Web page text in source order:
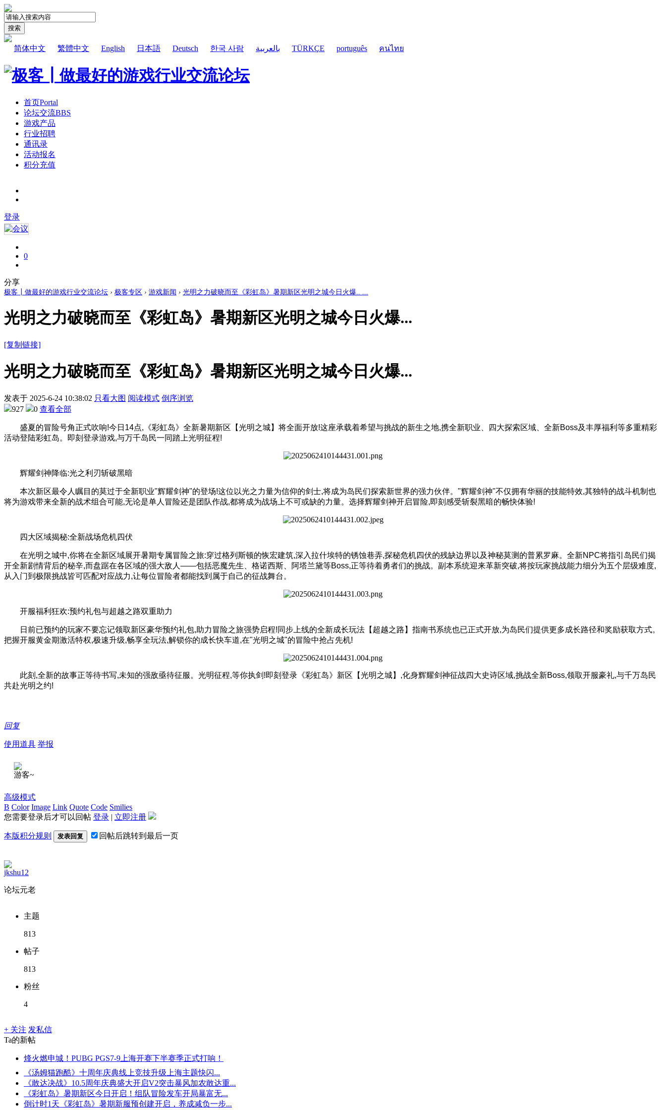
搜索
简体中文 繁體中文 English 日本語 Deutsch 한국 사람 بالعربية TÜRKÇE português คนไทย
首页Portal
论坛交流BBS
游戏产品
行业招聘
通讯录
活动报名
积分充值
登录
0
分享
极客┃做最好的游戏行业交流论坛 › 极客专区 › 游戏新闻 › 光明之力破晓而至《彩虹岛》暑期新区光明之城今日火爆.. ...
光明之力破晓而至《彩虹岛》暑期新区光明之城今日火爆...
[复制链接]
光明之力破晓而至《彩虹岛》暑期新区光明之城今日火爆...
发表于 2025-6-24 10:38:02 只看大图 阅读模式 倒序浏览
927
0 查看全部
盛夏的冒险号角正式吹响!今日14点,《彩虹岛》全新暑期新区【光明之城】将全面开放!这座承载着希望与挑战的新生之地,携全新职业、四大探索区域、全新Boss及丰厚福利等多重精彩
活动登陆彩虹岛。即刻登录游戏,与万千岛民一同踏上光明征程!
辉耀剑神降临:光之利刃斩破黑暗
本次新区最令人瞩目的莫过于全新职业"辉耀剑神"的登场!这位以光之力量为信仰的剑士,将成为岛民们探索新世界的强力伙伴。"辉耀剑神"不仅拥有华丽的技能特效,其独特的战斗机制也
将为游戏带来全新的战术组合可能,无论是单人冒险还是团队作战,都将成为战场上不可或缺的力量。选择辉耀剑神开启冒险,即刻感受斩裂黑暗的畅快体验!
四大区域揭秘:全新战场危机四伏
在光明之城中,你将在全新区域展开暑期专属冒险之旅:穿过格列斯顿的恢宏建筑,深入拉什埃特的锈蚀巷弄,探秘危机四伏的残缺边界以及神秘莫测的普累罗麻。全新NPC将指引岛民们揭
开全新剧情背后的秘辛,而盘踞在各区域的强大敌人——包括恶魔先生、格诺西斯、阿塔兰黛等Boss,正等待着勇者们的挑战。副本系统迎来革新突破,将按玩家挑战能力细分为五个层级难度,
从入门到极限挑战皆可匹配对应战力,让每位冒险者都能找到属于自己的征战舞台。
开服福利狂欢:预约礼包与超越之路双重助力
日前已预约的玩家不要忘记领取新区豪华预约礼包,助力冒险之旅强势启程!同步上线的全新成长玩法【超越之路】指南书系统也已正式开放,为岛民们提供更多成长路径和奖励获取方式。
把握开服黄金期激活特权,极速升级,畅享全玩法,解锁你的成长快车道,在"光明之城"的冒险中抢占先机!
此刻,全新的故事正等待书写,未知的强敌亟待征服。光明征程,等你执剑!即刻登录《彩虹岛》新区【光明之城】,化身辉耀剑神征战四大史诗区域,挑战全新Boss,领取开服豪礼,与千万岛民
共赴光明之约!
回复
使用道具 举报
游客~
高级模式
B Color Image Link Quote Code Smilies
您需要登录后才可以回帖 登录 | 立即注册
本版积分规则 发表回复 回帖后跳转到最后一页
jkshu12
论坛元老
主题
813
帖子
813
粉丝
4
+ 关注 发私信
Ta的新帖
烽火燃申城！PUBG PGS7-9上海开赛下半赛季正式打响！
《汤姆猫跑酷》十周年庆典线上竞技升级上海主题快闪...
《敢达决战》10.5周年庆典盛大开启V2突击暴风加农敢达重...
《彩虹岛》暑期新区今日开启！组队冒险发车开局暴富无...
倒计时1天《彩虹岛》暑期新服预创建开启，养成减负一步...